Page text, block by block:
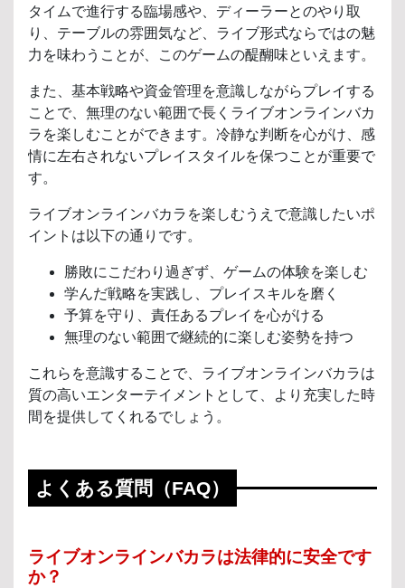
タイムで進行する臨場感や、ディーラーとのやり取
り、テーブルの雰囲気など、ライブ形式ならではの魅
力を味わうことが、このゲームの醍醐味といえます。
また、基本戦略や資金管理を意識しながらプレイする
ことで、無理のない範囲で長くライブオンラインバカ
ラを楽しむことができます。冷静な判断を心がけ、感
情に左右されないプレイスタイルを保つことが重要で
す。
ライブオンラインバカラを楽しむうえで意識したいポ
イントは以下の通りです。
勝敗にこだわり過ぎず、ゲームの体験を楽しむ
学んだ戦略を実践し、プレイスキルを磨く
予算を守り、責任あるプレイを心がける
無理のない範囲で継続的に楽しむ姿勢を持つ
これらを意識することで、ライブオンラインバカラは
質の高いエンターテイメントとして、より充実した時
間を提供してくれるでしょう。
よくある質問（FAQ）
ライブオンラインバカラは法律的に安全です
か？